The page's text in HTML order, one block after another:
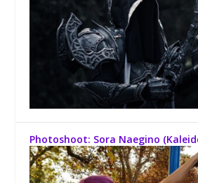
Photoshoot: Sora Naegino